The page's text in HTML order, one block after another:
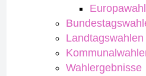
Landtagswahlen
Wahlergebnisse